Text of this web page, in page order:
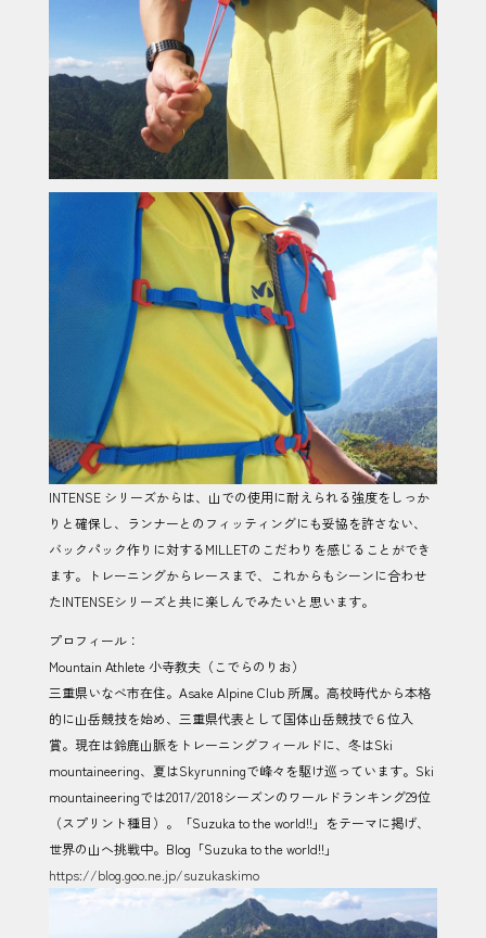
INTENSE シリーズからは、山での使用に耐えられる強度をしっか
りと確保し、ランナーとのフィッティングにも妥協を許さない、
バックパック作りに対するMILLETのこだわりを感じることができ
ます。トレーニングからレースまで、これからもシーンに合わせ
たINTENSEシリーズと共に楽しんでみたいと思います。
プロフィール：
Mountain Athlete 小寺教夫（こでらのりお）
三重県いなべ市在住。Asake Alpine Club 所属。高校時代から本格
的に山岳競技を始め、三重県代表として国体山岳競技で６位入
賞。現在は鈴鹿山脈をトレーニングフィールドに、冬はSki
mountaineering、夏はSkyrunningで峰々を駆け巡っています。Ski
mountaineeringでは2017/2018シーズンのワールドランキング29位
（スプリント種目）。「Suzuka to the world!!」をテーマに掲げ、
世界の山へ挑戦中。Blog「Suzuka to the world!!」
https://blog.goo.ne.jp/suzukaskimo